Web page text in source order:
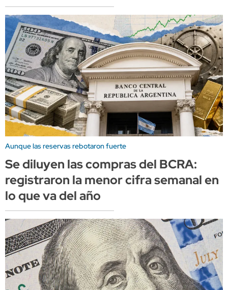
Aunque las reservas rebotaron fuerte
Se diluyen las compras del BCRA:
registraron la menor cifra semanal en
lo que va del año